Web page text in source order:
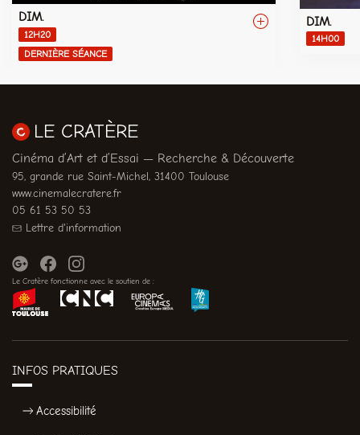
DIM.
12H20
DERNIÈRE SÉANCE
DIM.
14H00
LE CRATÈRE
Cinéma d’Art et d’Essai — Recherche & Découverte
95, grande rue Saint-Michel, 31400 Toulouse
www.cinemalecratere.fr
05 61 53 50 53
Lettre d'information
Le Cratère fonctionne avec le soutien de :
INFOS PRATIQUES
Accessibilité